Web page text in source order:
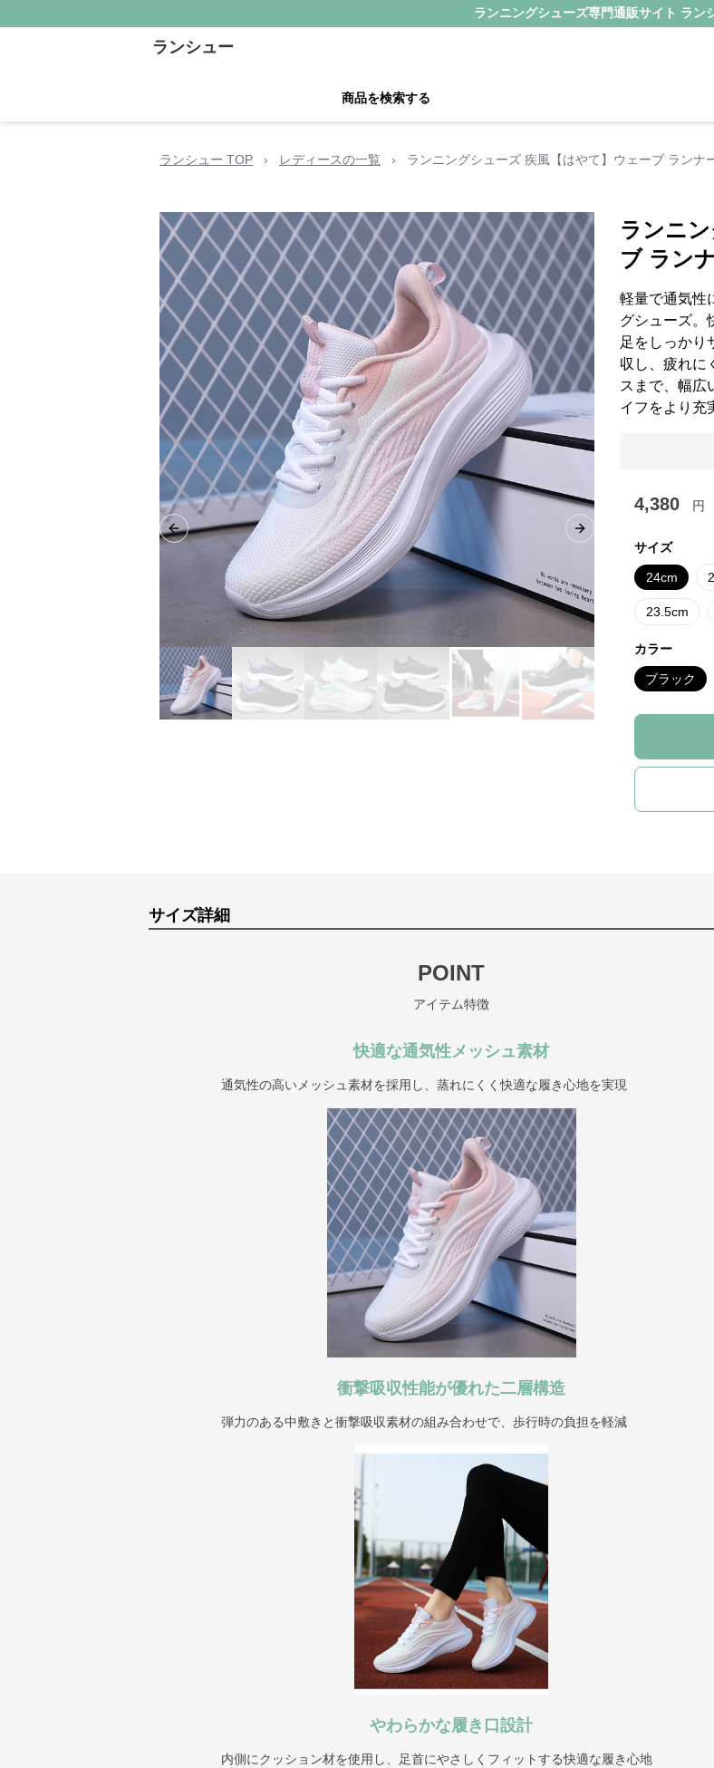
ランニングシューズ専門通販サイト ラン
ランシュー
商品を検索する
ランシュー TOP › レディースの一覧 › ランニングシューズ 疾風【はやて】ウェーブ ランナ
Previous slide Next slide
ランニ
ブ ラン
軽量で通気性
グシューズ。
足をしっかり
収し、疲れに
スまで、幅広
イフをより充
4,380 円
サイズ
24cm
23.5cm
カラー
ブラック
サイズ詳細
POINT
アイテム特徴
快適な通気性メッシュ素材
通気性の高いメッシュ素材を採用し、蒸れにくく快適な履き心地を実現
衝撃吸収性能が優れた二層構造
弾力のある中敷きと衝撃吸収素材の組み合わせで、歩行時の負担を軽減
やわらかな履き口設計
内側にクッション材を使用し、足首にやさしくフィットする快適な履き心地